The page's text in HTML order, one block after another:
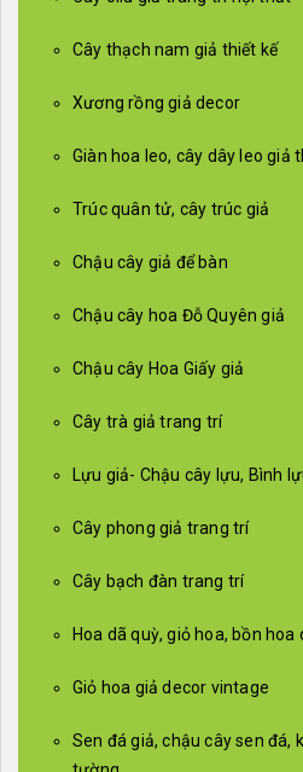
Cây thạch nam giả thiết kế
Xương rồng giả decor
Giàn hoa leo, cây dây leo giả
Trúc quân tử, cây trúc giả
Chậu cây giả để bàn
Chậu cây hoa Đỗ Quyên giả
Chậu cây Hoa Giấy giả
Cây trà giả trang trí
Lựu giả- Chậu cây lựu, Bình
Cây phong giả trang trí
Cây bạch đàn trang trí
Hoa dã quỳ, giỏ hoa, bồn hoa
Giỏ hoa giả decor vintage
Sen đá giả, chậu cây sen đá,